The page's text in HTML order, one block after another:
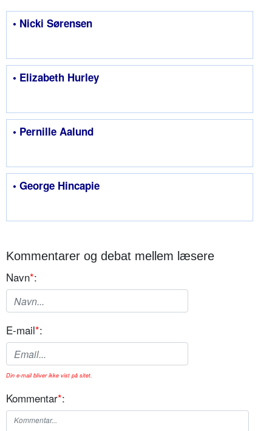
• Nicki Sørensen
• Elizabeth Hurley
• Pernille Aalund
• George Hincapie
Kommentarer og debat mellem læsere
Navn*:
E-mail*:
Din e-mail bliver ikke vist på sitet.
Kommentar*: